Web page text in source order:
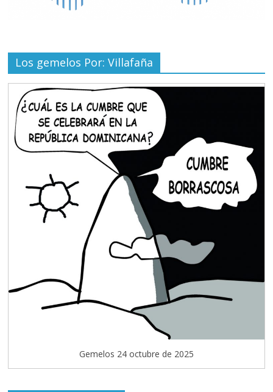
Los gemelos Por: Villafaña
Gemelos 24 octubre de 2025